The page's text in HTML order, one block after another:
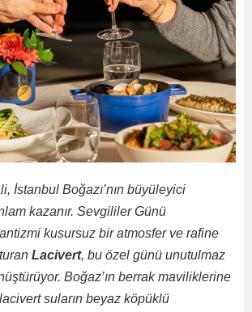
İstanbul Boğazı’nın büyüleyici
kazanır. Sevgililer Günü
kusursuz bir atmosfer ve rafine
Lacivert, bu özel günü unutulmaz
Boğaz’ın berrak maviliklerine
suların beyaz köpüklü